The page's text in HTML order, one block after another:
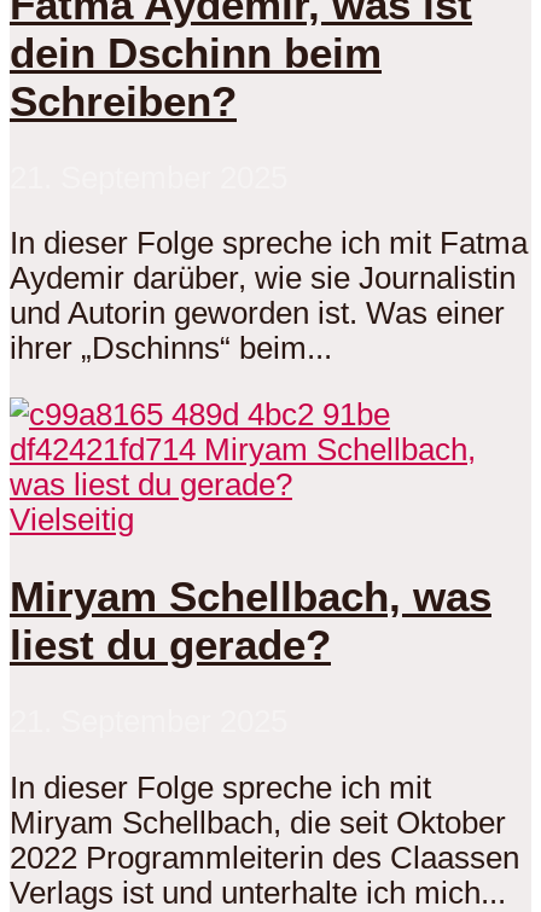
dein Dschinn beim
Schreiben?
In dieser Folge spreche ich mit Fatma
Aydemir darüber, wie sie Journalistin
und Autorin geworden ist. Was einer
ihrer „Dschinns“ beim...
Vielseitig
Miryam Schellbach, was
liest du gerade?
In dieser Folge spreche ich mit
Miryam Schellbach, die seit Oktober
2022 Programmleiterin des Claassen
Verlags ist und unterhalte ich mich...